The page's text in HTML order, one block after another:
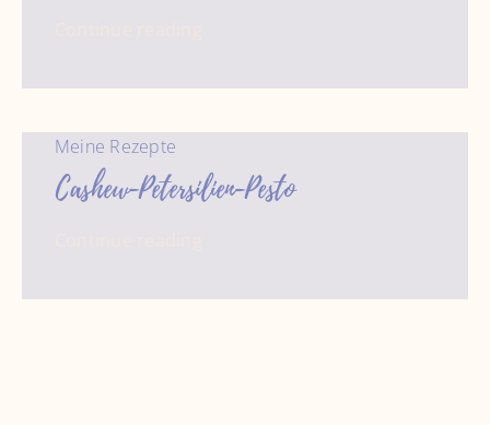
Meine Rezepte
Cashew-Petersilien-Pesto